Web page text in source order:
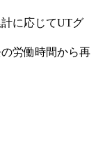
に応じてUTグ
労働時間から再